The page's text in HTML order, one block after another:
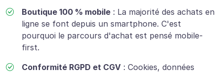
Boutique 100 % mobile : La majorité des achats en
ligne se font depuis un smartphone. C'est
pourquoi le parcours d'achat est pensé mobile-
first.
Conformité RGPD et CGV : Cookies, données